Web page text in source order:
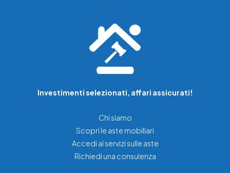
Investimenti selezionati, affari assicurati!
Chi siamo
Scopri le aste mobiliari
Accedi ai servizi sulle aste
Richiedi una consulenza